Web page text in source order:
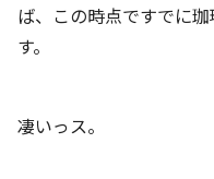
ば、この時点ですでに
す。
凄いっス。